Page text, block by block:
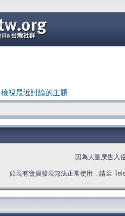
檢視最近討論的主題
因為大量廣告入
如現有會員發現無法正常使用，請至